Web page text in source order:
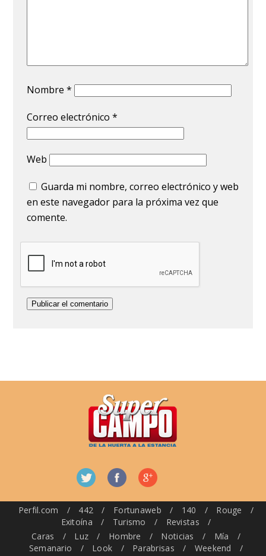
Nombre*
Correo electrónico*
Web
Guarda mi nombre, correo electrónico y web
en este navegador para la próxima vez que
comente.
Perfil.com / 442 / Fortunaweb / 140 / Rouge
/
Exitoína
/ Turismo / Revistas
/
Caras
/ Luz / Hombre / Noticias / Mía
/
Semanario
/ Look / Parabrisas / Weekend /